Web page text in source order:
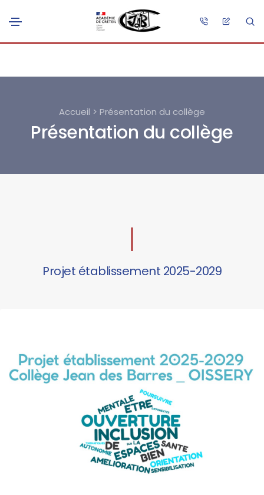
Accueil > Présentation du collège
Présentation du collège
Projet établissement 2025-2029